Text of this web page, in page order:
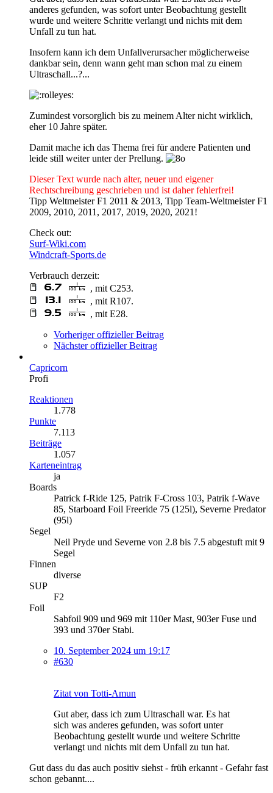
anderes gefunden, was sofort unter Beobachtung gestellt
wurde und weitere Schritte verlangt und nichts mit dem
Unfall zu tun hat.
Insofern kann ich dem Unfallverursacher möglicherweise
dankbar sein, denn wann geht man schon mal zu einem
Ultraschall...?...
Zumindest vorsorglich bis zu meinem Alter nicht wirklich,
eher 10 Jahre später.
Damit mache ich das Thema frei für andere Patienten und
leide still weiter unter der Prellung.
Dieser Text wurde nach alter, neuer und eigener
Rechtschreibung geschrieben und ist daher fehlerfrei!
Tipp Weltmeister F1 2011 & 2013, Tipp Team-Weltmeister F1
2009, 2010, 2011, 2017, 2019, 2020, 2021!
Check out:
Surf-Wiki.com
Windcraft-Sports.de
Verbrauch derzeit:
, mit C253.
, mit R107.
, mit E28.
Vorheriger offizieller Beitrag
Nächster offizieller Beitrag
Capricorn
Profi
Reaktionen
1.778
Punkte
7.113
Beiträge
1.057
Karteneintrag
ja
Boards
Patrick f-Ride 125, Patrik F-Cross 103, Patrik f-Wave
85, Starboard Foil Freeride 75 (125l), Severne Predator
(95l)
Segel
Neil Pryde und Severne von 2.8 bis 7.5 abgestuft mit 9
Segel
Finnen
diverse
SUP
F2
Foil
Sabfoil 909 und 969 mit 110er Mast, 903er Fuse und
393 und 370er Stabi.
10. September 2024 um 19:17
#630
Zitat von Totti-Amun
Gut aber, dass ich zum Ultraschall war. Es hat
sich was anderes gefunden, was sofort unter
Beobachtung gestellt wurde und weitere Schritte
verlangt und nichts mit dem Unfall zu tun hat.
Gut dass du das auch positiv siehst - früh erkannt - Gefahr fast
schon gebannt....